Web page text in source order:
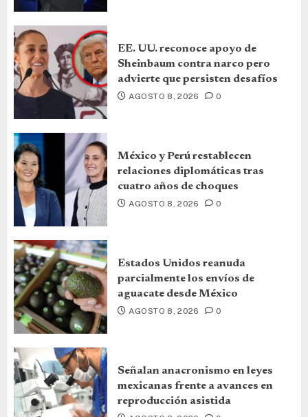
EE. UU. reconoce apoyo de
Sheinbaum contra narco pero
advierte que persisten desafíos
AGOSTO 8, 2026 0
México y Perú restablecen
relaciones diplomáticas tras
cuatro años de choques
AGOSTO 8, 2026 0
Estados Unidos reanuda
parcialmente los envíos de
aguacate desde México
AGOSTO 8, 2026 0
Señalan anacronismo en leyes
mexicanas frente a avances en
reproducción asistida